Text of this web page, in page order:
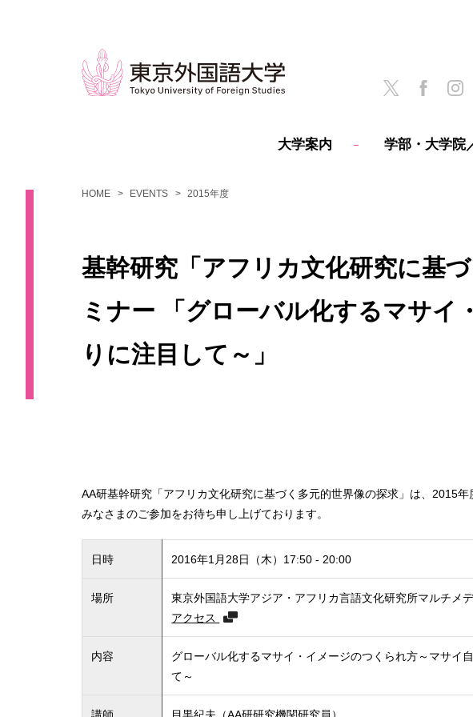
大学案内 学部・大学院
HOME EVENTS 2015年度
基幹研究「アフリカ文化研究に基
ミナー 「グローバル化するマサ
りに注目して～」
AA研基幹研究「アフリカ文化研究に基づく多元的世界像の探求」は、2015
みなさまのご参加をお待ち申し上げております。
日時 2016年1月28日（木）17:50 - 20:00
場所
東京外国語大学アジア・アフリカ言語文化研究所マルチメ
アクセス
内容
グローバル化するマサイ・イメージのつくられ方～マサイ
て～